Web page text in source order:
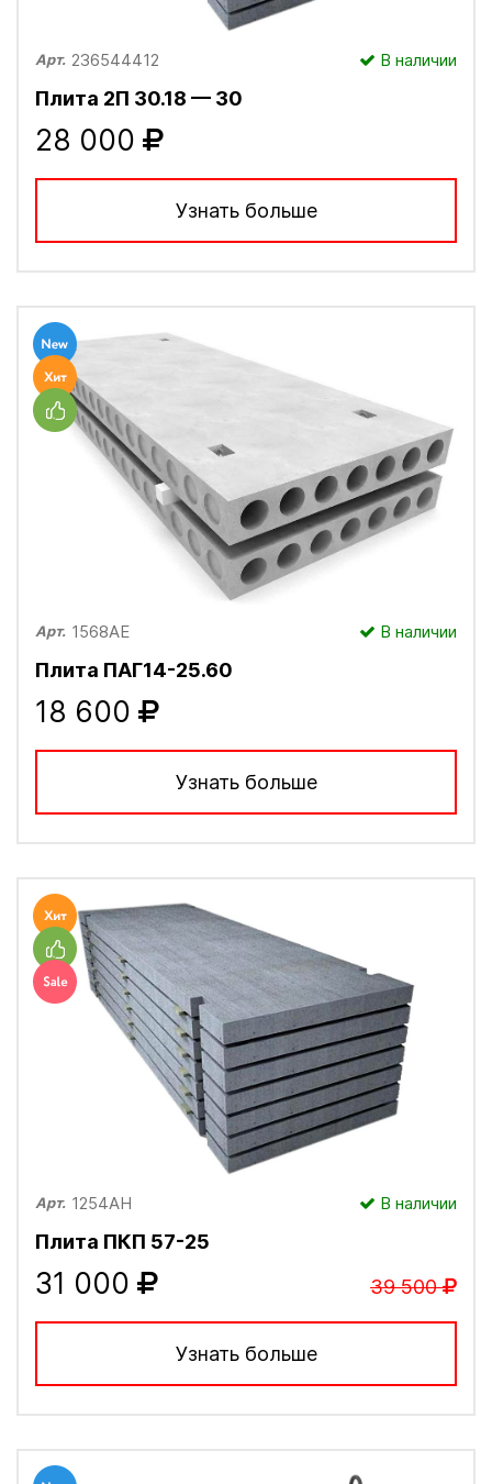
Арт. 236544412 В наличии
Плита 2П 30.18 — 30
28 000
Узнать больше
Арт. 1568АЕ В наличии
Плита ПАГ14-25.60
18 600
Узнать больше
Арт. 1254АН В наличии
Плита ПКП 57-25
31 000 39 500
Узнать больше